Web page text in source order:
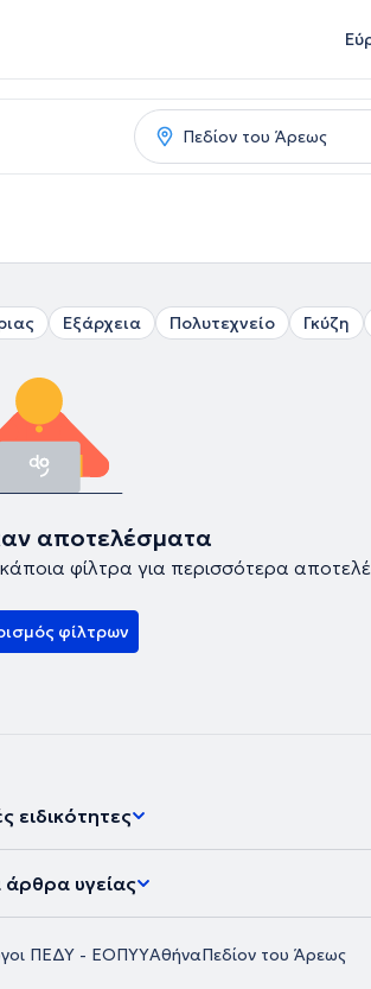
Εξάρχεια Πολυτεχνείο Γκύζη
αποτελέσματα
φίλτρα για περισσότερα
φίλτρων
ειδικότητες
άρθρα υγείας
ΠΕΔΥ - ΕΟΠΥΥΑθήναΠεδίον του Άρεως